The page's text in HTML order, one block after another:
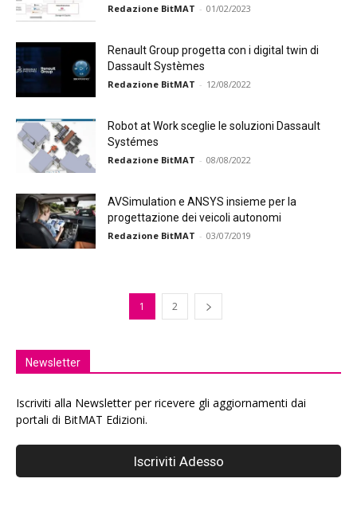
Redazione BitMAT - 01/02/2023
Renault Group progetta con i digital twin di
Dassault Systèmes
Redazione BitMAT - 12/08/2022
Robot at Work sceglie le soluzioni Dassault
Systémes
Redazione BitMAT - 08/08/2022
AVSimulation e ANSYS insieme per la
progettazione dei veicoli autonomi
Redazione BitMAT - 03/07/2019
1 2
Newsletter
Iscriviti alla Newsletter per ricevere gli aggiornamenti dai
portali di BitMAT Edizioni.